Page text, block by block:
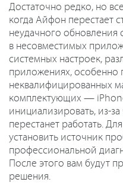
Достаточно редко, но
когда Айфон перестает
неудачного
в несовместимых
системных настроек,
приложениях, особенно
неквалифицированных
комплектующих —
инициализировать, из-
перестанет работать.
установить источник
профессиональной
После этого вам будут
решения.